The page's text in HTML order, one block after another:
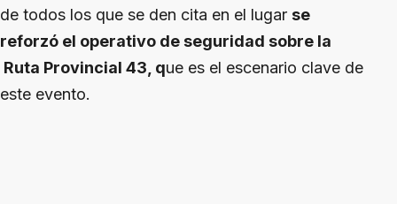
de todos los que se den cita en el lugar se
reforzó el operativo de seguridad sobre la
Ruta Provincial 43, que es el escenario clave de
este evento.